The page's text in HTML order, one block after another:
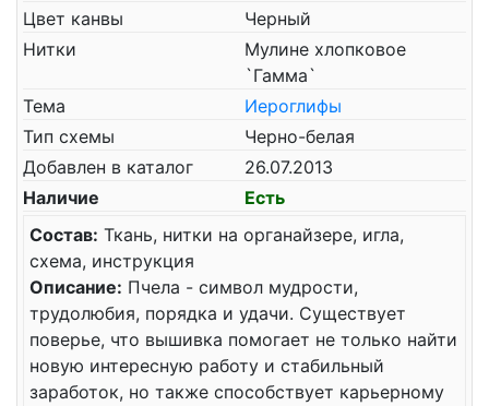
Цвет канвы
Черный
Нитки
Мулине хлопковое
`Гамма`
Тема
Иероглифы
Тип схемы
Черно-белая
Добавлен в каталог
26.07.2013
Наличие
Есть
Состав: Ткань, нитки на органайзере, игла,
схема, инструкция
Описание: Пчела - символ мудрости,
трудолюбия, порядка и удачи. Существует
поверье, что вышивка помогает не только найти
новую интересную работу и стабильный
заработок, но также способствует карьерному